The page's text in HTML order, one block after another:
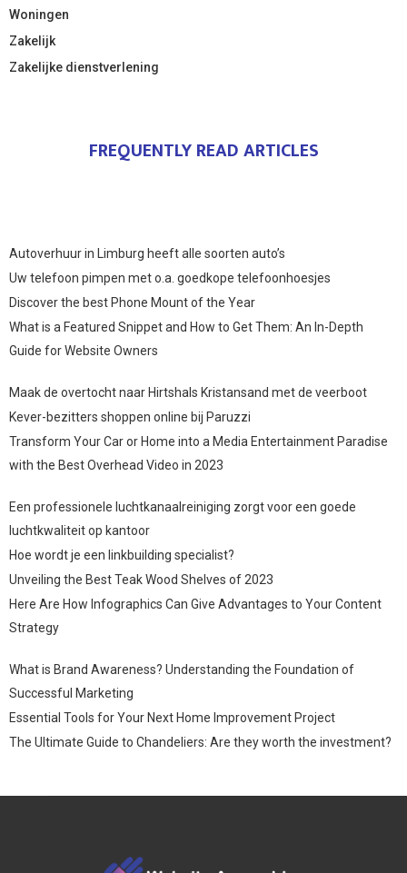
Woningen
Zakelijk
Zakelijke dienstverlening
FREQUENTLY READ ARTICLES
Autoverhuur in Limburg heeft alle soorten auto’s
Uw telefoon pimpen met o.a. goedkope telefoonhoesjes
Discover the best Phone Mount of the Year
What is a Featured Snippet and How to Get Them: An In-Depth
Guide for Website Owners
Maak de overtocht naar Hirtshals Kristansand met de veerboot
Kever-bezitters shoppen online bij Paruzzi
Transform Your Car or Home into a Media Entertainment Paradise
with the Best Overhead Video in 2023
Een professionele luchtkanaalreiniging zorgt voor een goede
luchtkwaliteit op kantoor
Hoe wordt je een linkbuilding specialist?
Unveiling the Best Teak Wood Shelves of 2023
Here Are How Infographics Can Give Advantages to Your Content
Strategy
What is Brand Awareness? Understanding the Foundation of
Successful Marketing
Essential Tools for Your Next Home Improvement Project
The Ultimate Guide to Chandeliers: Are they worth the investment?